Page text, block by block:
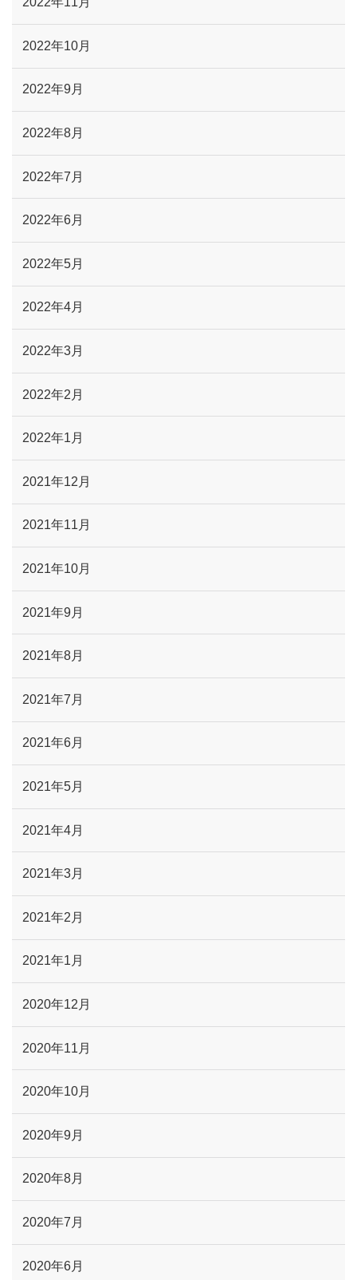
2022年10月
2022年9月
2022年8月
2022年7月
2022年6月
2022年5月
2022年4月
2022年3月
2022年2月
2022年1月
2021年12月
2021年11月
2021年10月
2021年9月
2021年8月
2021年7月
2021年6月
2021年5月
2021年4月
2021年3月
2021年2月
2021年1月
2020年12月
2020年11月
2020年10月
2020年9月
2020年8月
2020年7月
2020年6月